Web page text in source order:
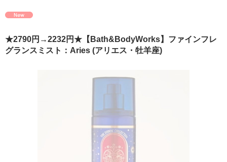
★2790円→2232円★【Bath&BodyWorks】ファインフレ
グランスミスト：Aries (アリエス・牡羊座)